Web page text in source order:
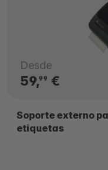
Desde
59,99 €
Soporte externo
etiquetas